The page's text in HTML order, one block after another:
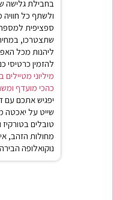
ולשתף כל חוויה
שתצטרכו,
ליהנות מכל
להזמין כרטיסי
כהכי מועדף
יפגיש אתכם עם
שייט על יאכטה
טובלים
מחולות הזהב,
נוקואלופה